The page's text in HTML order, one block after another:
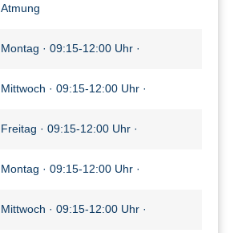
Atmung
Montag · 09:15-12:00 Uhr ·
Mittwoch · 09:15-12:00 Uhr ·
Freitag · 09:15-12:00 Uhr ·
Montag · 09:15-12:00 Uhr ·
Mittwoch · 09:15-12:00 Uhr ·